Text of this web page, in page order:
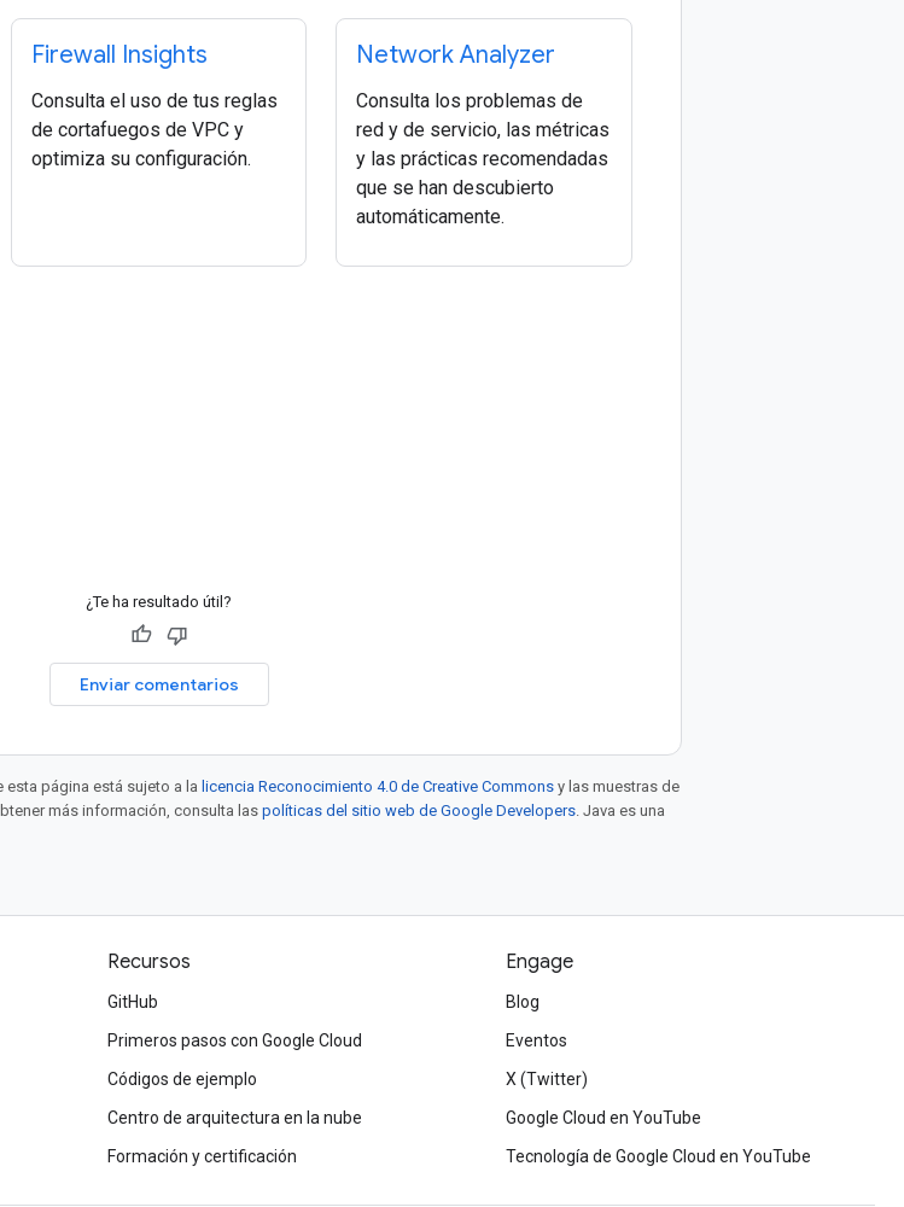
Firewall Insights
Consulta el uso de tus reglas
de cortafuegos de VPC y
optimiza su configuración.
Network Analyzer
Consulta los problemas de
red y de servicio, las métricas
y las prácticas recomendadas
que se han descubierto
automáticamente.
¿Te ha resultado útil?
Enviar comentarios
página está sujeto a la licencia Reconocimiento 4.0 de Creative Commons y las muestras de
más información, consulta las políticas del sitio web de Google Developers. Java es una
Recursos
GitHub
Primeros pasos con Google Cloud
Códigos de ejemplo
Centro de arquitectura en la nube
Formación y certificación
Engage
Blog
Eventos
X (Twitter)
Google Cloud en YouTube
Tecnología de Google Cloud en YouTube